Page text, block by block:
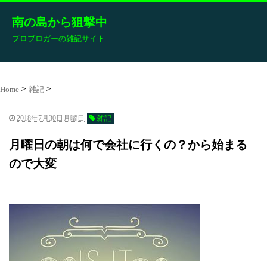
南の島から狙撃中
プロブロガーの雑記サイト
Home 雑記
2018年7月30日月曜日 雑記
月曜日の朝は何で会社に行くの？から始まる
ので大変